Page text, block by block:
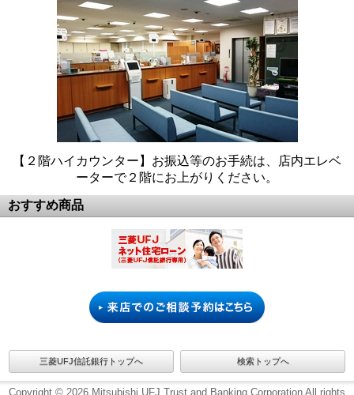
【２階ハイカウンター】お振込等のお手続は、店内エレベ
ーターで２階にお上がりください。
おすすめ商品
三菱UFJ信託銀行トップへ 検索トップへ
Copyright © 2026 Mitsubishi UFJ Trust and Banking Corporation All rights